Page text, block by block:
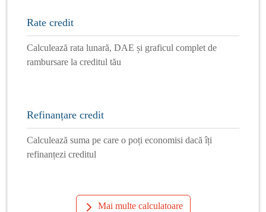
Rate credit
Calculează rata lunară, DAE și graficul complet de
rambursare la creditul tău
Refinanțare credit
Calculează suma pe care o poți economisi dacă îți
refinanțezi creditul
Mai multe calculatoare